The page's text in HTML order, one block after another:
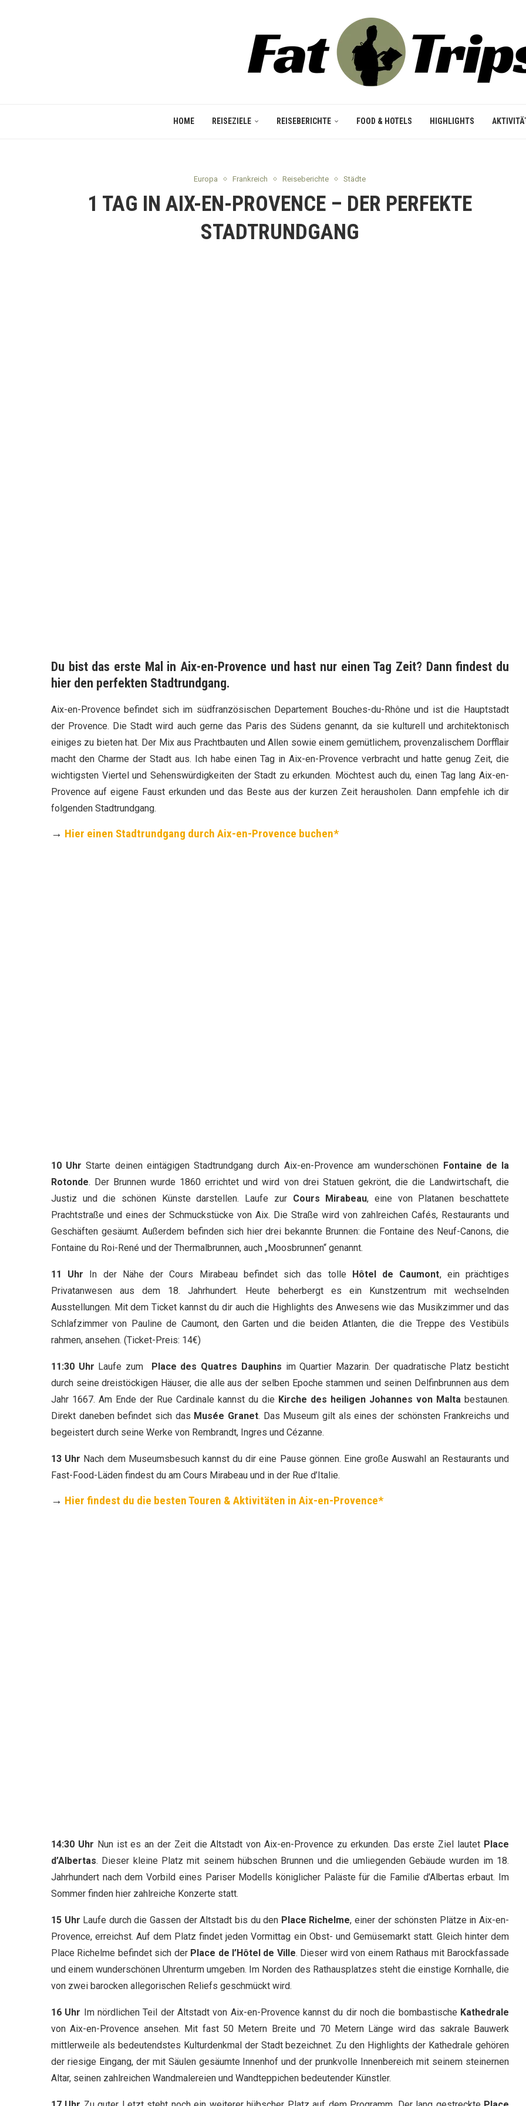
HOME REISEZIELE REISEBERICHTE FOOD & HOTELS HIGHLIGHTS
Europa Frankreich Reiseberichte Städte
1 TAG IN AIX-EN-PROVENCE – DER PERFEKTE
STADTRUNDGANG
Du bist das erste Mal in Aix-en-Provence und hast nur einen Tag Zeit? Dann findest du
hier den perfekten Stadtrundgang.
Aix-en-Provence befindet sich im südfranzösischen Departement Bouches-du-Rhône und ist die Hauptstadt
der Provence. Die Stadt wird auch gerne das Paris des Südens genannt, da sie kulturell und architektonisch
einiges zu bieten hat. Der Mix aus Prachtbauten und Allen sowie einem gemütlichem, provenzalischem Dorfflair
macht den Charme der Stadt aus. Ich habe einen Tag in Aix-en-Provence verbracht und hatte genug Zeit, die
wichtigsten Viertel und Sehenswürdigkeiten der Stadt zu erkunden. Möchtest auch du, einen Tag lang Aix-en-
Provence auf eigene Faust erkunden und das Beste aus der kurzen Zeit herausholen. Dann empfehle ich dir
folgenden Stadtrundgang.
→ Hier einen Stadtrundgang durch Aix-en-Provence buchen*
10 Uhr Starte deinen eintägigen Stadtrundgang durch Aix-en-Provence am wunderschönen Fontaine de la
Rotonde. Der Brunnen wurde 1860 errichtet und wird von drei Statuen gekrönt, die die Landwirtschaft, die
Justiz und die schönen Künste darstellen. Laufe zur Cours Mirabeau, eine von Platanen beschattete
Prachtstraße und eines der Schmuckstücke von Aix. Die Straße wird von zahlreichen Cafés, Restaurants und
Geschäften gesäumt. Außerdem befinden sich hier drei bekannte Brunnen: die Fontaine des Neuf-Canons, die
Fontaine du Roi-René und der Thermalbrunnen, auch „Moosbrunnen“ genannt.
11 Uhr In der Nähe der Cours Mirabeau befindet sich das tolle Hôtel de Caumont, ein prächtiges
Privatanwesen aus dem 18. Jahrhundert. Heute beherbergt es ein Kunstzentrum mit wechselnden
Ausstellungen. Mit dem Ticket kannst du dir auch die Highlights des Anwesens wie das Musikzimmer und das
Schlafzimmer von Pauline de Caumont, den Garten und die beiden Atlanten, die die Treppe des Vestibüls
rahmen, ansehen. (Ticket-Preis: 14€)
11:30 Uhr Laufe zum Place des Quatres Dauphins im Quartier Mazarin. Der quadratische Platz besticht
durch seine dreistöckigen Häuser, die alle aus der selben Epoche stammen und seinen Delfinbrunnen aus dem
Jahr 1667. Am Ende der Rue Cardinale kannst du die Kirche des heiligen Johannes von Malta bestaunen.
Direkt daneben befindet sich das Musée Granet. Das Museum gilt als eines der schönsten Frankreichs und
begeistert durch seine Werke von Rembrandt, Ingres und Cézanne.
13 Uhr Nach dem Museumsbesuch kannst du dir eine Pause gönnen. Eine große Auswahl an Restaurants und
Fast-Food-Läden findest du am Cours Mirabeau und in der Rue d’Italie.
→ Hier findest du die besten Touren & Aktivitäten in Aix-en-Provence*
14:30 Uhr Nun ist es an der Zeit die Altstadt von Aix-en-Provence zu erkunden. Das erste Ziel lautet Place
d’Albertas. Dieser kleine Platz mit seinem hübschen Brunnen und die umliegenden Gebäude wurden im 18.
Jahrhundert nach dem Vorbild eines Pariser Modells königlicher Paläste für die Familie d’Albertas erbaut. Im
Sommer finden hier zahlreiche Konzerte statt.
15 Uhr Laufe durch die Gassen der Altstadt bis du den Place Richelme, einer der schönsten Plätze in Aix-en-
Provence, erreichst. Auf dem Platz findet jeden Vormittag ein Obst- und Gemüsemarkt statt. Gleich hinter dem
Place Richelme befindet sich der Place de l’Hôtel de Ville. Dieser wird von einem Rathaus mit Barockfassade
und einem wunderschönen Uhrenturm umgeben. Im Norden des Rathausplatzes steht die einstige Kornhalle, die
von zwei barocken allegorischen Reliefs geschmückt wird.
16 Uhr Im nördlichen Teil der Altstadt von Aix-en-Provence kannst du dir noch die bombastische Kathedrale
von Aix-en-Provence ansehen. Mit fast 50 Metern Breite und 70 Metern Länge wird das sakrale Bauwerk
mittlerweile als bedeutendstes Kulturdenkmal der Stadt bezeichnet. Zu den Highlights der Kathedrale gehören
der riesige Eingang, der mit Säulen gesäumte Innenhof und der prunkvolle Innenbereich mit seinem steinernen
Altar, seinen zahlreichen Wandmalereien und Wandteppichen bedeutender Künstler.